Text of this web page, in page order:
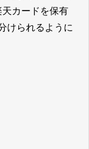
カードを保有
けられるように